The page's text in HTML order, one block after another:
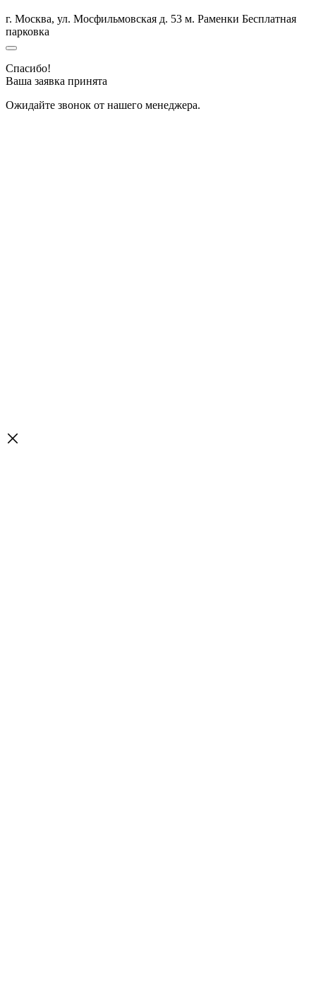
г. Москва, ул. Мосфильмовская д. 53 м. Раменки Бесплатная
парковка
Спасибо!
Ваша заявка принята
Ожидайте звонок от нашего менеджера.